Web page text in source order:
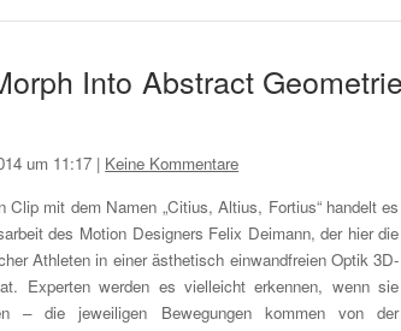
Into Abstract
um 11:17 | Keine Kommentare
Clip mit dem Namen „Citius, Altius, Fortius“ handelt es
des Motion Designers Felix Deimann, der hier die
Athleten in einer ästhetisch einwandfreien Optik 3D-
Experten werden es vielleicht erkennen, wenn sie
– die jeweiligen Bewegungen kommen von der